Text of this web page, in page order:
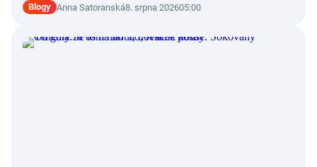
Blogy Anna Satoranská8. srpna 202605:00